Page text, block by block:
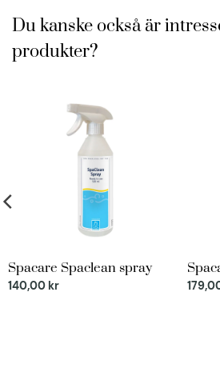
Du kanske också är
produkter?
Spacare Spaclean spray
140,00 kr